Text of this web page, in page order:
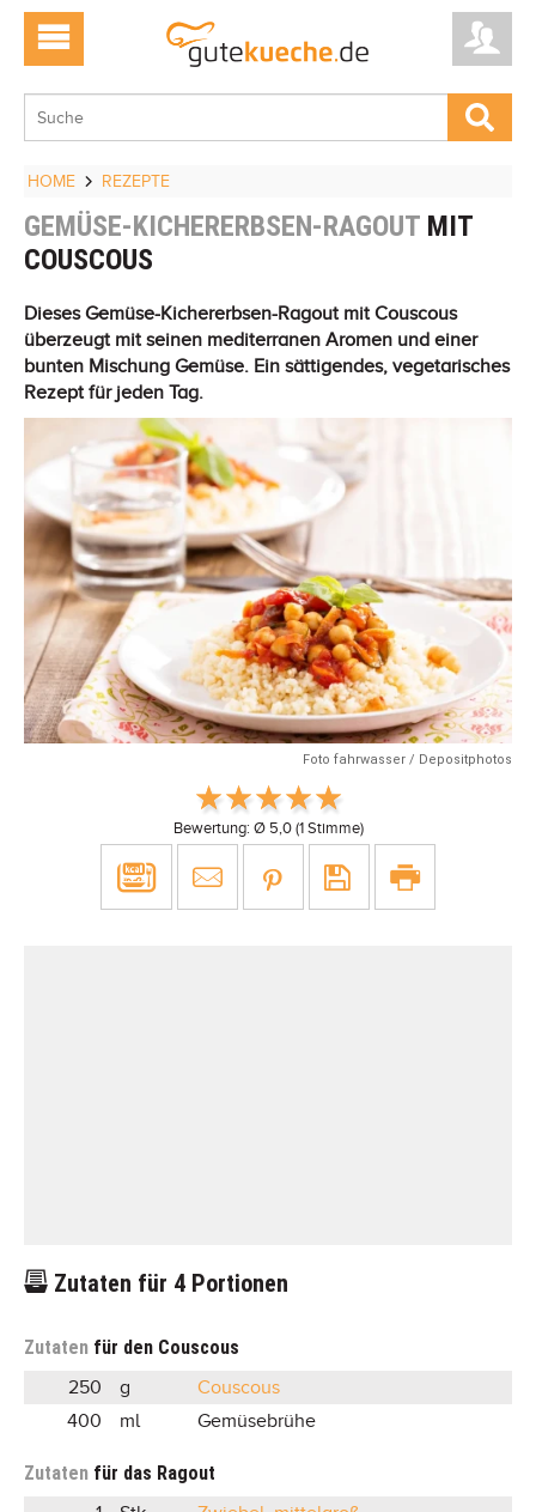
HOME REZEPTE
GEMÜSE-KICHERERBSEN-RAGOUT MIT
COUSCOUS
Dieses Gemüse-Kichererbsen-Ragout mit Couscous
überzeugt mit seinen mediterranen Aromen und einer
bunten Mischung Gemüse. Ein sättigendes, vegetarisches
Rezept für jeden Tag.
Foto fahrwasser / Depositphotos
Bewertung: Ø 5,0(1Stimme)
Zutaten für 4 Portionen
Zutaten für den Couscous
250 g
Couscous
400
ml Gemüsebrühe
Zutaten für das Ragout